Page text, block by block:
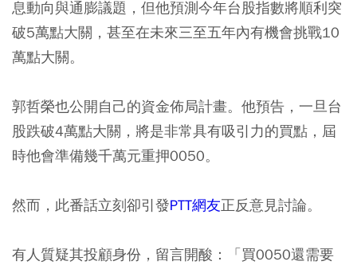
息動向與通膨議題，但他預測今年台股指數將順利突
破5萬點大關，甚至在未來三至五年內有機會挑戰10
萬點大關。
郭哲榮也公開自己的資金佈局計畫。他預告，一旦台
股跌破4萬點大關，將是非常具有吸引力的買點，屆
時他會準備幾千萬元重押0050。
然而，此番話立刻卻引發PTT網友正反意見討論。
有人質疑其投顧身份，留言開酸：「買0050還需要